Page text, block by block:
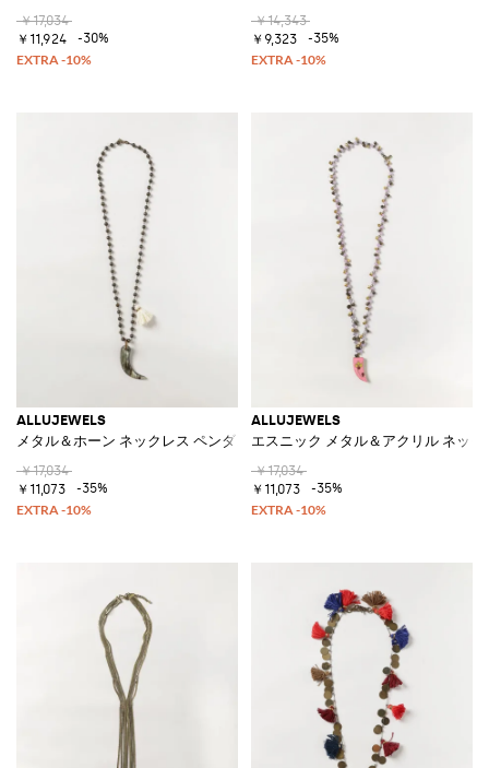
￥17,034
￥11,924
-30%
￥14,343
￥9,323
-35%
ALLUJEWELS
メタル＆ホーン ネックレス ペンダントチャーム＆タッセル付き
￥17,034
￥11,073
-35%
ALLUJEWELS
エスニック メタル＆アクリル ネッ
￥17,034
￥11,073
-35%